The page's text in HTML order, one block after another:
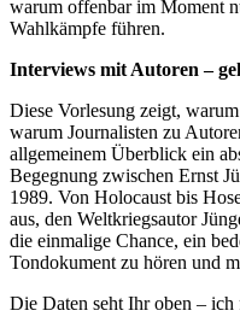
warum offenbar im Moment
Wahlkämpfe führen.
Interviews mit Autoren –
Diese Vorlesung zeigt,
warum Journalisten zu
allgemeinem Überblick ein
Begegnung zwischen Ernst
1989. Von Holocaust bis
aus, den Weltkriegsautor
die einmalige Chance, ein
Tondokument zu hören und
Die Daten seht Ihr oben –